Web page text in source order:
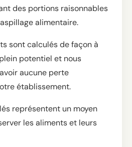
des portions raisonnables
alimentaire.
sont calculés de façon à
potentiel et nous
aucune perte
établissement.
représentent un moyen
les aliments et leurs